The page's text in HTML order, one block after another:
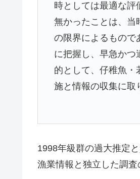
時としては最適な評
無かったことは、当
の限界によるもので
に把握し、早急かつ
的として、仔稚魚・
施と情報の収集に取
1998年級群の過大推定
漁業情報と独立した調査